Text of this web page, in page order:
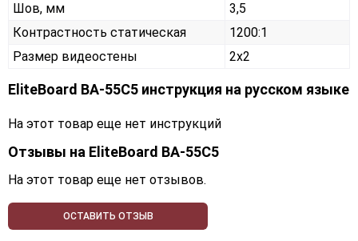
Шов, мм
3,5
Контрастность статическая
1200:1
Размер видеостены
2x2
EliteBoard BA-55C5 инструкция на русском языке
На этот товар еще нет инструкций
Отзывы на EliteBoard BA-55C5
На этот товар еще нет отзывов.
ОСТАВИТЬ ОТЗЫВ